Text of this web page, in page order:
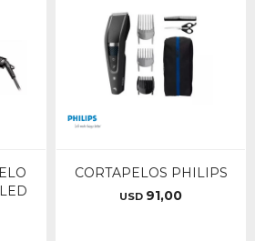
CORTAPELOS PHILIPS
USD 91,00